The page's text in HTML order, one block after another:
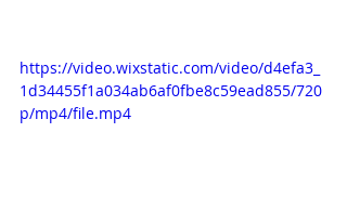
https://video.wixstatic.com/video/d4efa3_
1d34455f1a034ab6af0fbe8c59ead855/720
p/mp4/file.mp4